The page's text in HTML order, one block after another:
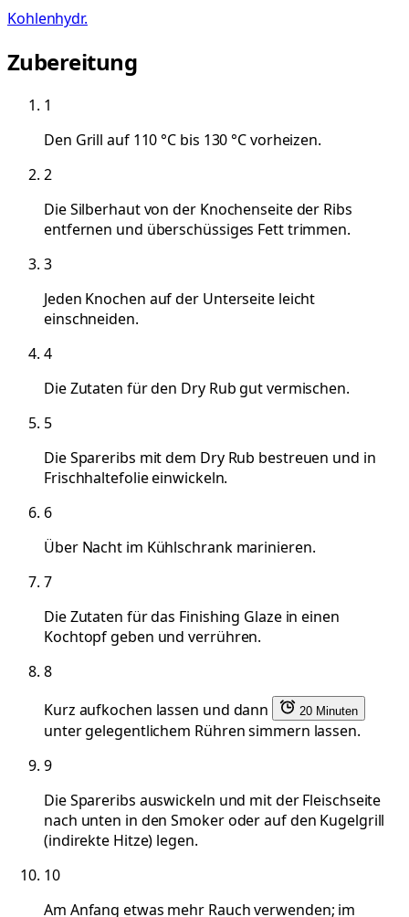
Kohlenhydr.
Zubereitung
1
Den Grill auf 110 °C bis 130 °C vorheizen.
2
Die Silberhaut von der Knochenseite der Ribs
entfernen und überschüssiges Fett trimmen.
3
Jeden Knochen auf der Unterseite leicht
einschneiden.
4
Die Zutaten für den Dry Rub gut vermischen.
5
Die Spareribs mit dem Dry Rub bestreuen und in
Frischhaltefolie einwickeln.
6
Über Nacht im Kühlschrank marinieren.
7
Die Zutaten für das Finishing Glaze in einen
Kochtopf geben und verrühren.
8
Kurz aufkochen lassen und dann
20 Minuten
unter gelegentlichem Rühren simmern lassen.
9
Die Spareribs auswickeln und mit der Fleischseite
nach unten in den Smoker oder auf den Kugelgrill
(indirekte Hitze) legen.
10
Am Anfang etwas mehr Rauch verwenden; im